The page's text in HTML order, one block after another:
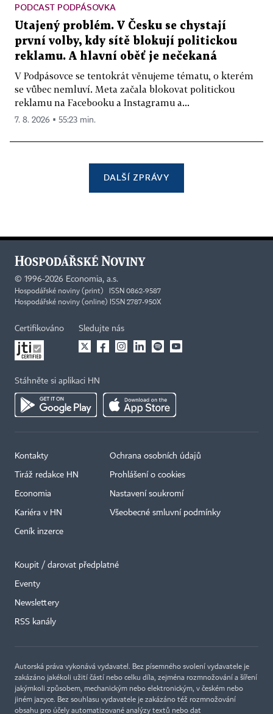
PODCAST PODPÁSOVKA
Utajený problém. V Česku se chystají
první volby, kdy sítě blokují politickou
reklamu. A hlavní oběť je nečekaná
V Podpásovce se tentokrát věnujeme tématu, o kterém
se vůbec nemluví. Meta začala blokovat politickou
reklamu na Facebooku a Instagramu a...
7. 8. 2026 ▪ 55:23 min.
DALŠÍ ZPRÁVY
© 1996-2026 Economia, a.s.
Hospodářské noviny (print) ISSN 0862-9587
Hospodářské noviny (online) ISSN 2787-950X
Certifikováno Sledujte nás
Stáhněte si aplikaci HN
Kontakty
Tiráž redakce HN
Economia
Kariéra v HN
Ceník inzerce
Ochrana osobních údajů
Prohlášení o cookies
Nastavení soukromí
Všeobecné smluvní podmínky
Koupit / darovat předplatné
Eventy
Newslettery
RSS kanály
Autorská práva vykonává vydavatel. Bez písemného svolení vydavatele je
zakázáno jakékoli užití částí nebo celku díla, zejména rozmnožování a šíření
jakýmkoli způsobem, mechanickým nebo elektronickým, v českém nebo
jiném jazyce. Bez souhlasu vydavatele je zakázáno též rozmnožování
obsahu pro účely automatizované analýzy textů nebo dat